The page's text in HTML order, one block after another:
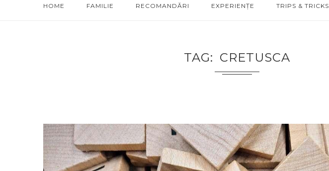
HOME FAMILIE RECOMANDĂRI EXPERIENȚE TRIPS & TRICKS
TAG CRETUSCA
CELE MAI BUNE CEASURI
PENTRU SUPRAVIEȚUIRE
09.Oct.2017